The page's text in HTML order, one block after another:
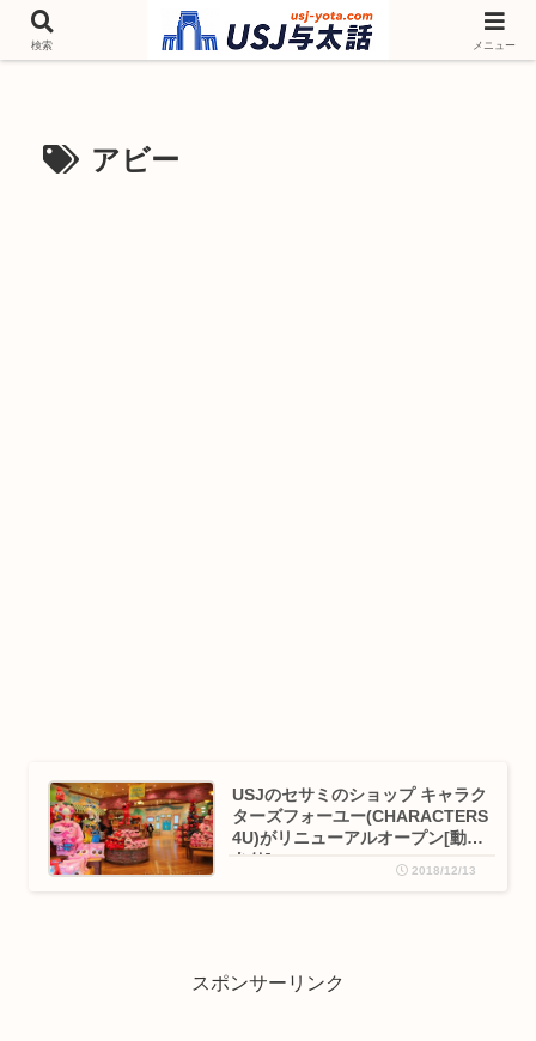
チケットやシーズンイベント ニンテンドーワールド アトラクションなどユニ
バを歩いて情報収集しています
アビー
USJのセサミのショップ キャラク
ターズフォーユー(CHARACTERS
4U)がリニューアルオープン[動画
あり]
2018/12/13
スポンサーリンク
検索 メニュー